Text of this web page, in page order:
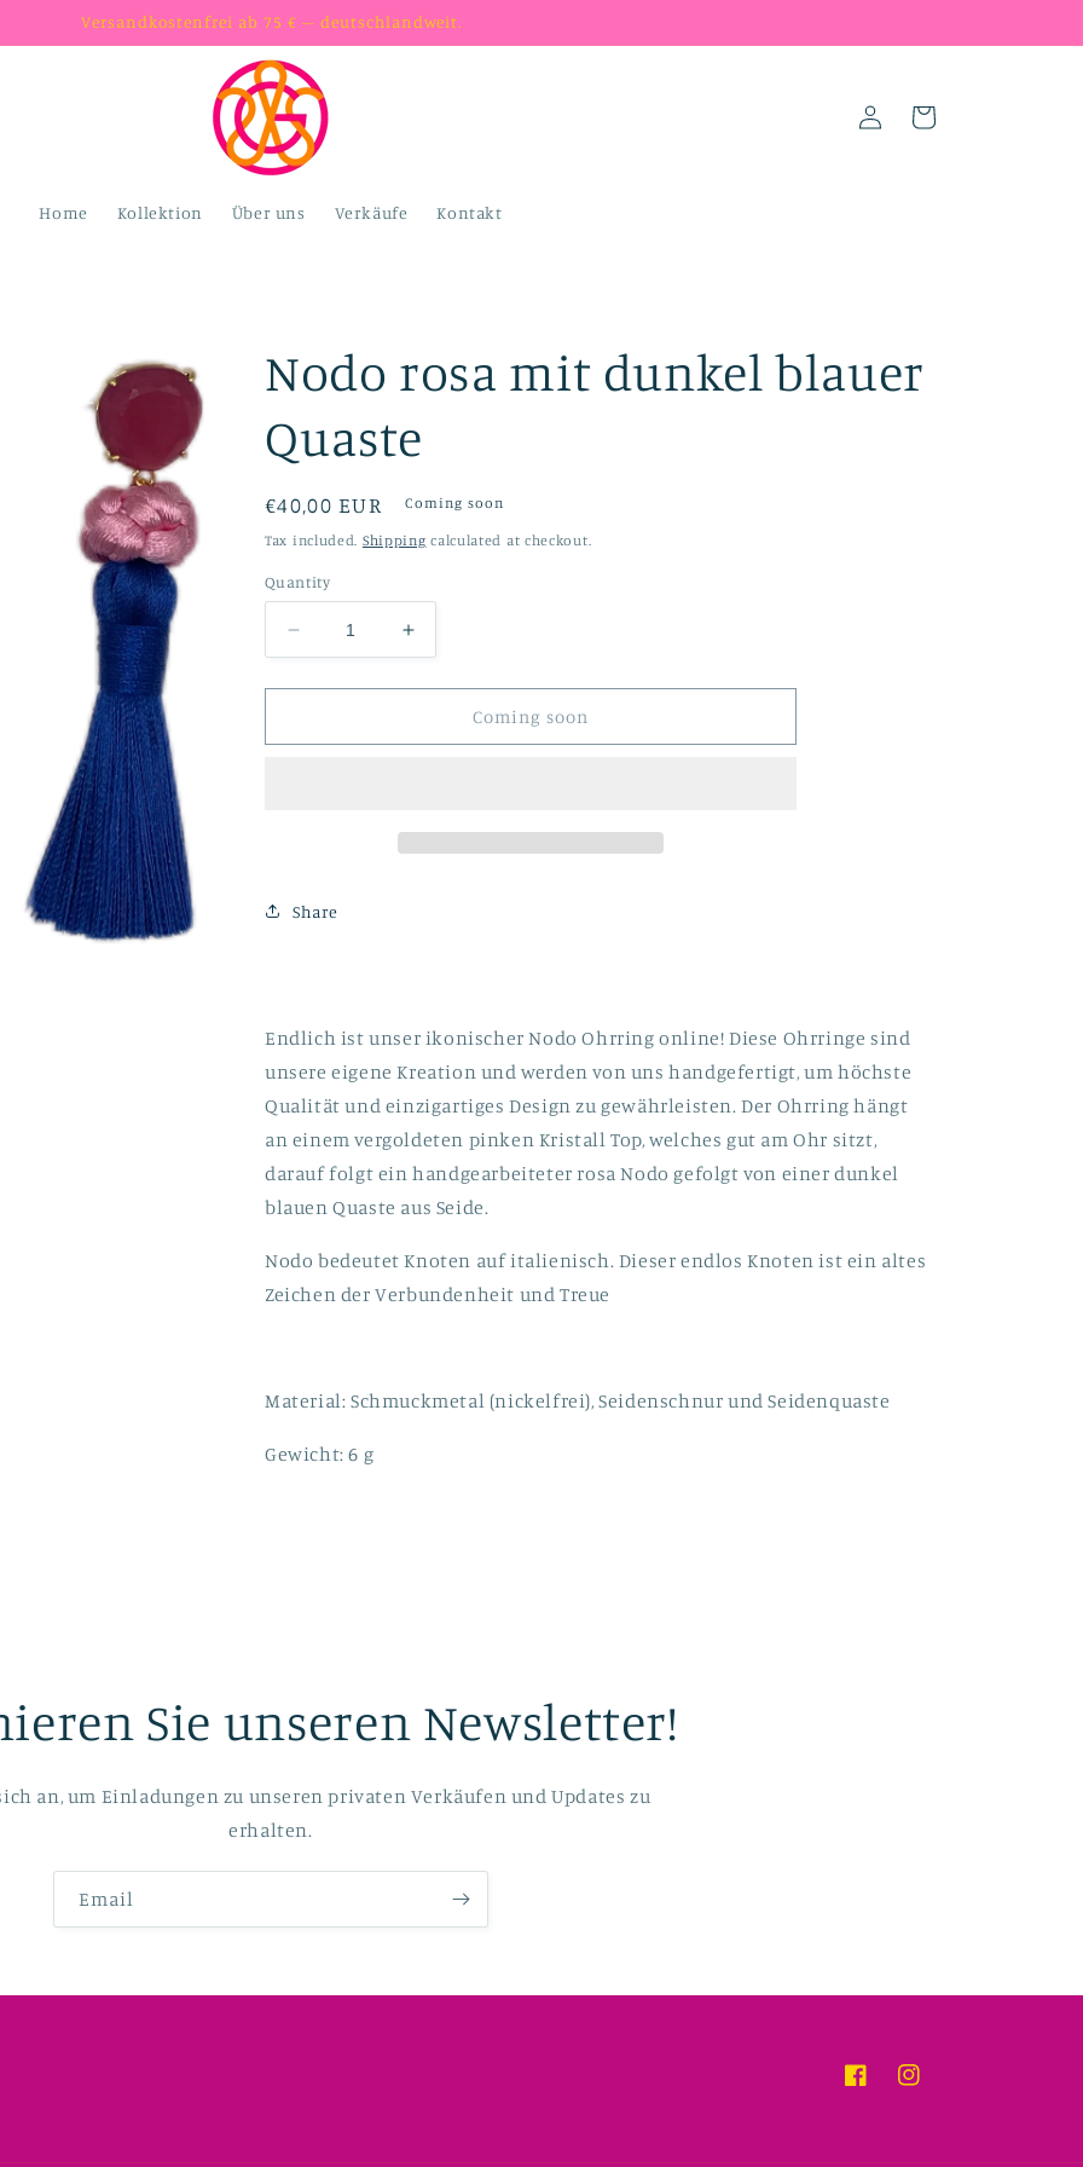
Versandkostenfrei ab 75 € – deutschlandweit.
Home Kollektion Über uns Verkäufe Kontakt
Log
in
Cart
Nodo rosa mit dunkel blauer
Quaste
Regular
price
€40,00 EUR Coming soon
Tax included. Shipping calculated at checkout.
Quantity
Decrease
quantity
for
rosa
Increase
quantity
for
rosa
Coming soon
Share
Endlich ist unser ikonischer Nodo Ohrring online! Diese Ohrringe sind
unsere eigene Kreation und werden von uns handgefertigt, um höchste
Qualität und einzigartiges Design zu gewährleisten. Der Ohrring hängt
an einem vergoldeten pinken Kristall Top, welches gut am Ohr sitzt,
darauf folgt ein handgearbeiteter rosa Nodo gefolgt von einer dunkel
blauen Quaste aus Seide.
Nodo bedeutet Knoten auf italienisch. Dieser endlos Knoten ist ein altes
Zeichen der Verbundenheit und Treue
Material: Schmuckmetal (nickelfrei), Seidenschnur und Seidenquaste
Gewicht: 6 g
Sie unseren Newsletter!
an, um Einladungen zu unseren privaten Verkäufen und Updates zu
erhalten.
Email
FacebookInstagram